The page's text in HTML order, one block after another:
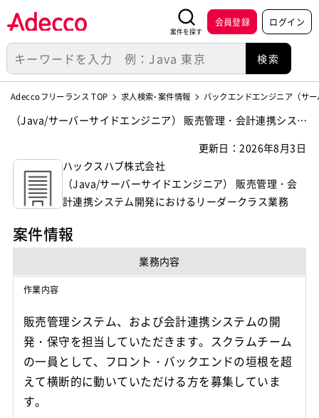
案件を探す
会員登録 ログイン
Adeccoフリーランス TOP 求人検索･案件情報 バックエンドエンジニア（サ
（Java/サーバーサイドエンジニア） 販売管理・会計連携システ
ブ株式会社】
更新日：2026年8月3日
ハックスハブ株式会社
（Java/サーバーサイドエンジニア） 販売管理・会
計連携システム開発におけるリーダークラス業務
案件情報
業務内容
作業内容
販売管理システム、および会計連携システムの開
発・保守を担当していただきます。スクラムチーム
の一員として、フロント・バックエンドの垣根を超
えて横断的に動いていただける方を募集していま
す。